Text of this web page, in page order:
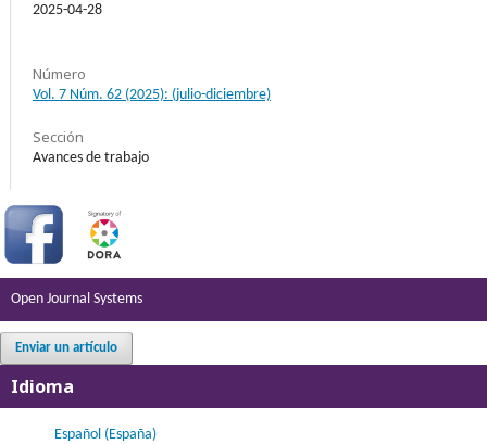
2025-04-28
Número
Vol. 7 Núm. 62 (2025): (julio-diciembre)
Sección
Avances de trabajo
Open Journal Systems
Enviar un artículo
Idioma
Español (España)